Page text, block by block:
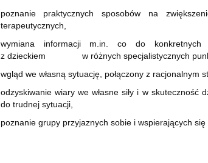
poznanie praktycznych sposobów na
terapeutycznych,
wymiana informacji m.in. co do konkretnych
z dzieckiem w różnych specjalistycznych
wgląd we własną sytuację, połączony z racjonalnym
odzyskiwanie wiary we własne siły i w skuteczność
do trudnej sytuacji,
poznanie grupy przyjaznych sobie i wspierających